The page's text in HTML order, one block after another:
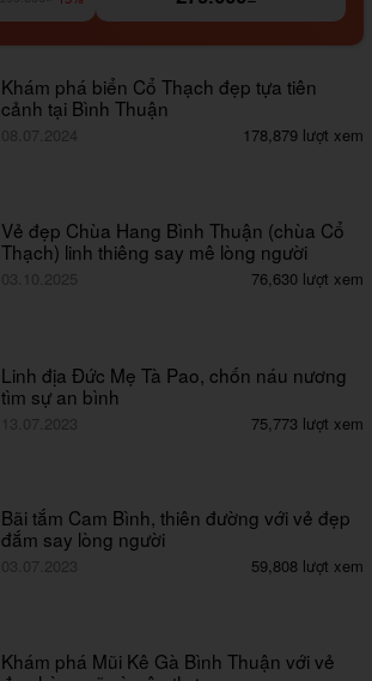
Khám phá biển Cổ Thạch đẹp tựa tiên
cảnh tại Bình Thuận
08.07.2024 178,879 lượt xem
Vẻ đẹp Chùa Hang Bình Thuận (chùa Cổ
Thạch) linh thiêng say mê lòng người
03.10.2025 76,630 lượt xem
Linh địa Đức Mẹ Tà Pao, chốn náu nương
tìm sự an bình
13.07.2023 75,773 lượt xem
Bãi tắm Cam Bình, thiên đường với vẻ đẹp
đắm say lòng người
03.07.2023 59,808 lượt xem
Khám phá Mũi Kê Gà Bình Thuận với vẻ